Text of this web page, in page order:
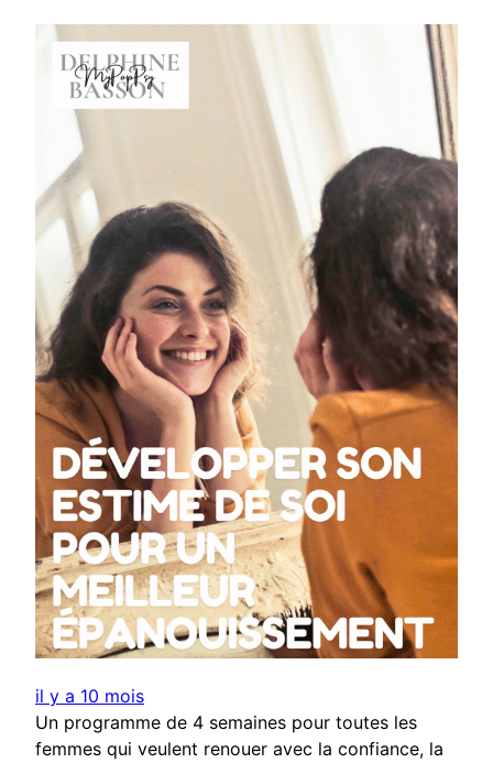
il y a 10 mois
Un programme de 4 semaines pour toutes les
femmes qui veulent renouer avec la confiance, la